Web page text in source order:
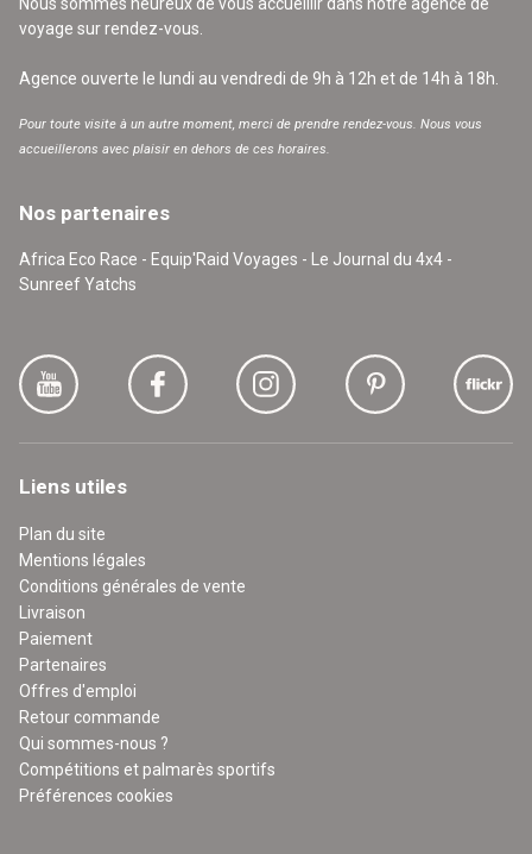
voyage sur rendez-vous.
Agence ouverte le lundi au vendredi de 9h à 12h et de 14h à 18h.
Pour toute visite à un autre moment, merci de prendre rendez-vous. Nous vous
accueillerons avec plaisir en dehors de ces horaires.
Nos partenaires
Africa Eco Race - Equip'Raid Voyages - Le Journal du 4x4 -
Sunreef Yatchs
Liens utiles
Plan du site
Mentions légales
Conditions générales de vente
Livraison
Paiement
Partenaires
Offres d'emploi
Retour commande
Qui sommes-nous ?
Compétitions et palmarès sportifs
Préférences cookies